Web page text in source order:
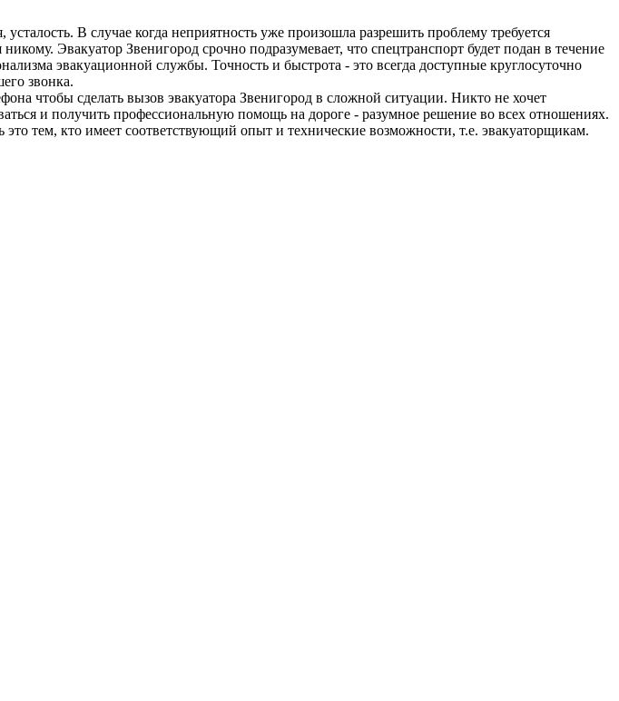
В случае когда неприятность уже произошла разрешить проблему требуется
Эвакуатор Звенигород срочно подразумевает, что спецтранспорт будет подан в течение
эвакуационной службы. Точность и быстрота - это всегда доступные круглосуточно
звонка.
чтобы сделать вызов эвакуатора Звенигород в сложной ситуации. Никто не хочет
и получить профессиональную помощь на дороге - разумное решение во всех отношениях.
тем, кто имеет соответствующий опыт и технические возможности, т.е. эвакуаторщикам.